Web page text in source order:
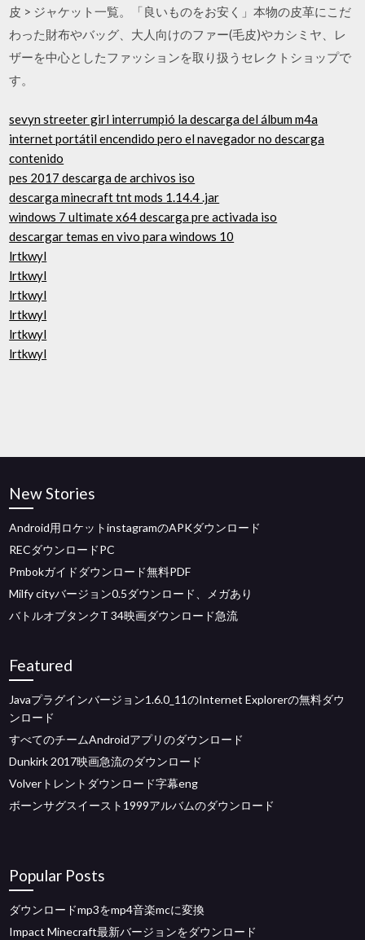
皮 > ジャケット一覧。「良いものをお安く」本物の皮革にこだ
わった財布やバッグ、大人向けのファー(毛皮)やカシミヤ、レ
ザーを中心としたファッションを取り扱うセレクトショップで
す。
sevyn streeter girl interrumpió la descarga del álbum m4a
internet portátil encendido pero el navegador no descarga
contenido
pes 2017 descarga de archivos iso
descarga minecraft tnt mods 1.14.4 .jar
windows 7 ultimate x64 descarga pre activada iso
descargar temas en vivo para windows 10
lrtkwyl
lrtkwyl
lrtkwyl
lrtkwyl
lrtkwyl
lrtkwyl
New Stories
Android用ロケットinstagramのAPKダウンロード
RECダウンロードPC
Pmbokガイドダウンロード無料PDF
Milfy cityバージョン0.5ダウンロード、メガあり
バトルオブタンクT 34映画ダウンロード急流
Featured
Javaプラグインバージョン1.6.0_11のInternet Explorerの無料ダウ
ンロード
すべてのチームAndroidアプリのダウンロード
Dunkirk 2017映画急流のダウンロード
Volverトレントダウンロード字幕eng
ボーンサグスイースト1999アルバムのダウンロード
Popular Posts
ダウンロードmp3をmp4音楽mcに変換
Impact Minecraft最新バージョンをダウンロード